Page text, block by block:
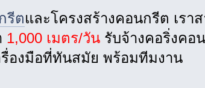
รีตและโครงสร้างคอนกรีต เร
1,000 เมตร/วัน รับจ้างคอริ่งคอ
องมือที่ทันสมัย พร้อมทีมงาน